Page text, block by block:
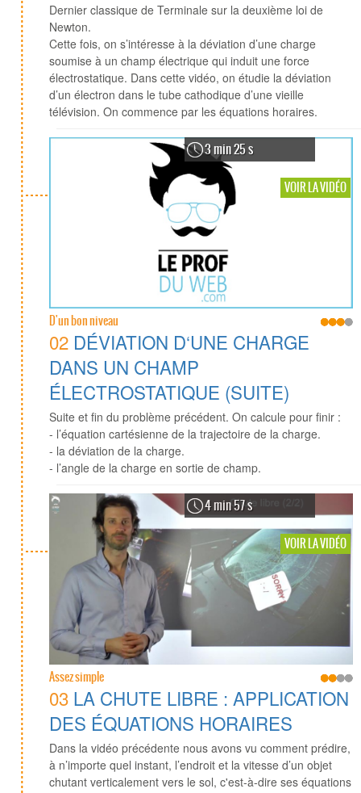
Dernier classique de Terminale sur la deuxième loi de
Newton.
Cette fois, on s’intéresse à la déviation d’une charge
soumise à un champ électrique qui induit une force
électrostatique. Dans cette vidéo, on étudie la déviation
d’un électron dans le tube cathodique d’une vieille
télévision. On commence par les équations horaires.
3 min 25 s
VOIR LA VIDÉO
D'un bon niveau
02 DÉVIATION D‘UNE CHARGE
DANS UN CHAMP
ÉLECTROSTATIQUE (SUITE)
Suite et fin du problème précédent. On calcule pour finir :
- l’équation cartésienne de la trajectoire de la charge.
- la déviation de la charge.
- l’angle de la charge en sortie de champ.
4 min 57 s
VOIR LA VIDÉO
Assez simple
03 LA CHUTE LIBRE : APPLICATION
DES ÉQUATIONS HORAIRES
Dans la vidéo précédente nous avons vu comment prédire,
à n’importe quel instant, l’endroit et la vitesse d’un objet
chutant verticalement vers le sol, c'est-à-dire ses équations